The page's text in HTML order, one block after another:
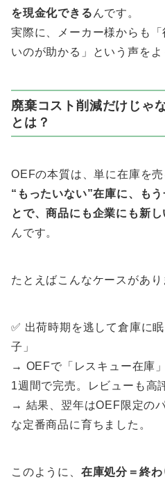
を現金化できる んです。
実際に、メーカー様からも
いのが助かる」という声をよ
廃棄コスト削減だけじゃ
とは？
OEFの本質は、単に在庫を売
“もったいない”在庫に、も
とで、商品にも企業にも新
んです。
たとえばこんなケースがあり
✅ 出荷時期を逃して倉庫に
子」
→ OEFで「レスキュー在庫
1週間で完売。レビューも高
→ 結果、翌年はOEF限定の
な定番商品に育ちました。
このように、 在庫処分＝終